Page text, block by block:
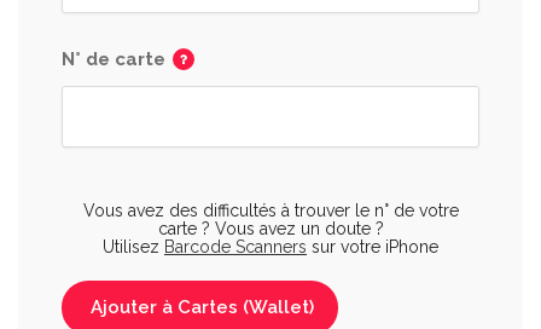
N° de carte
Vous avez des difficultés à trouver le n° de votre
carte ? Vous avez un doute ?
Utilisez Barcode Scanners sur votre iPhone
Ajouter à Cartes (Wallet)